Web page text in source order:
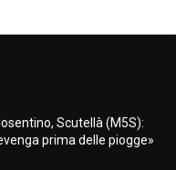
Scutellà (M5S):
prima delle piogge»